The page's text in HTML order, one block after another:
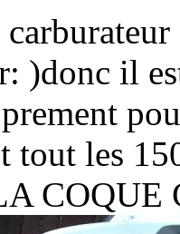
)donc il
tout les
COQUE